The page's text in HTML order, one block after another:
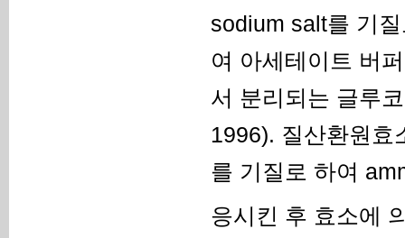
sodium salt를 기
여 아세테이트 버
서 분리되는 글루
1996). 질산환원
를 기질로 하여
응시킨 후 효소에